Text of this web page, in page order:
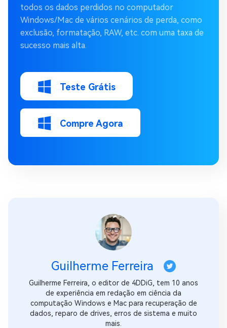
todos os dados perdidos no computador
Windows/Mac de vários cenários de perda, como
exclusão, formatação, RAW, etc. com uma taxa de
sucesso mais alta.
Teste Grátis
Compre Agora
Guilherme Ferreira
Guilherme Ferreira, o editor de 4DDiG, tem 10 anos
de experiência em redação em ciência da
computação Windows e Mac para recuperação de
dados, reparo de drives, erros de sistema e muito
mais.